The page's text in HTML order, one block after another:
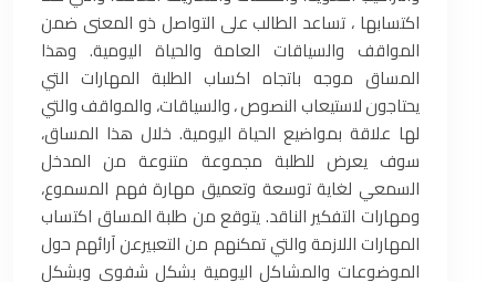
اكتسابها ، تساعد الطالب على التواصل ذو المعنى ضمن
المواقف والسياقات العامة والحياة اليومية. وهذا
المساق موجه باتجاه اكساب الطلبة المهارات التي
يحتاجون لاستيعاب النصوص ، والسياقات، والمواقف والتي
لها علاقة بمواضيع الحياة اليومية. خلال هذا المساق،
سوف يعرض للطلبة مجموعة متنوعة من المدخل
السمعي لغاية توسعة وتعميق مهارة فهم المسموع،
ومهارات التفكير الناقد. يتوقع من طلبة المساق اكتساب
المهارات اللازمة والتي تمكنهم من التعبيرعن آرائهم حول
الموضوعات والمشاكل اليومية بشكل شفوي وبشكل